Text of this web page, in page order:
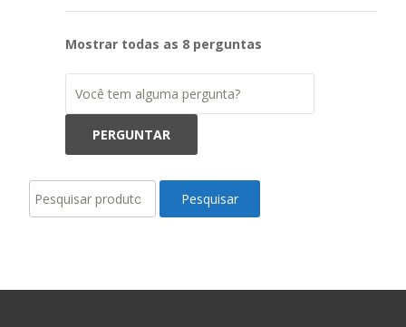
Mostrar todas as 8 perguntas
Pesquisar
por:
Pesquisar